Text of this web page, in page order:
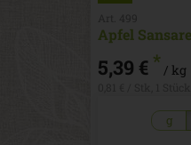
5,39 € * / kg
g